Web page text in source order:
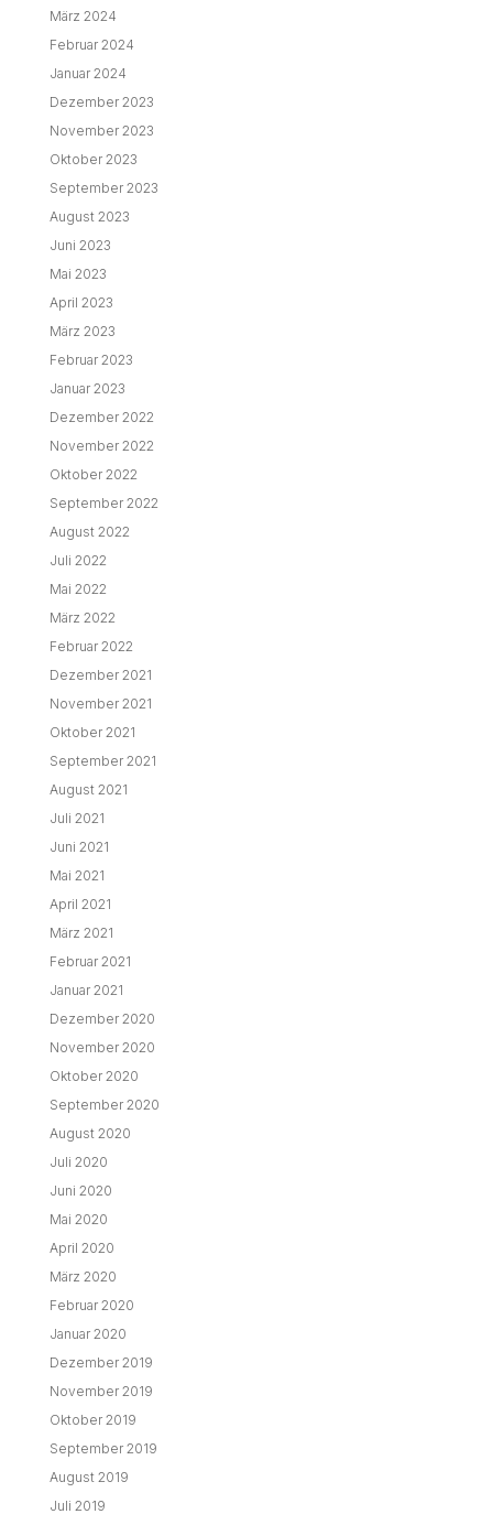
März 2024
Februar 2024
Januar 2024
Dezember 2023
November 2023
Oktober 2023
September 2023
August 2023
Juni 2023
Mai 2023
April 2023
März 2023
Februar 2023
Januar 2023
Dezember 2022
November 2022
Oktober 2022
September 2022
August 2022
Juli 2022
Mai 2022
März 2022
Februar 2022
Dezember 2021
November 2021
Oktober 2021
September 2021
August 2021
Juli 2021
Juni 2021
Mai 2021
April 2021
März 2021
Februar 2021
Januar 2021
Dezember 2020
November 2020
Oktober 2020
September 2020
August 2020
Juli 2020
Juni 2020
Mai 2020
April 2020
März 2020
Februar 2020
Januar 2020
Dezember 2019
November 2019
Oktober 2019
September 2019
August 2019
Juli 2019